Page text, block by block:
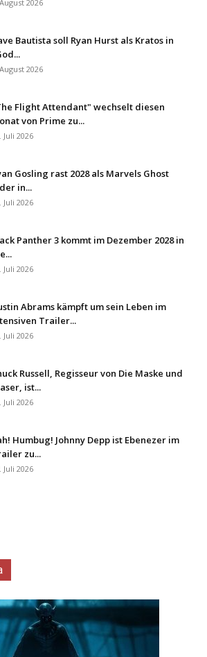
2026
Bautista soll Ryan Hurst als Kratos in
2026
Flight Attendant" wechselt diesen
von Prime zu...
Juli 2026
Gosling rast 2028 als Marvels Ghost
in...
Juli 2026
Panther 3 kommt im Dezember 2028 in
Juli 2026
Abrams kämpft um sein Leben im
Trailer...
Juli 2026
Russell, Regisseur von Die Maske und
ist...
Juli 2026
Humbug! Johnny Depp ist Ebenezer im
zu...
Juli 2026